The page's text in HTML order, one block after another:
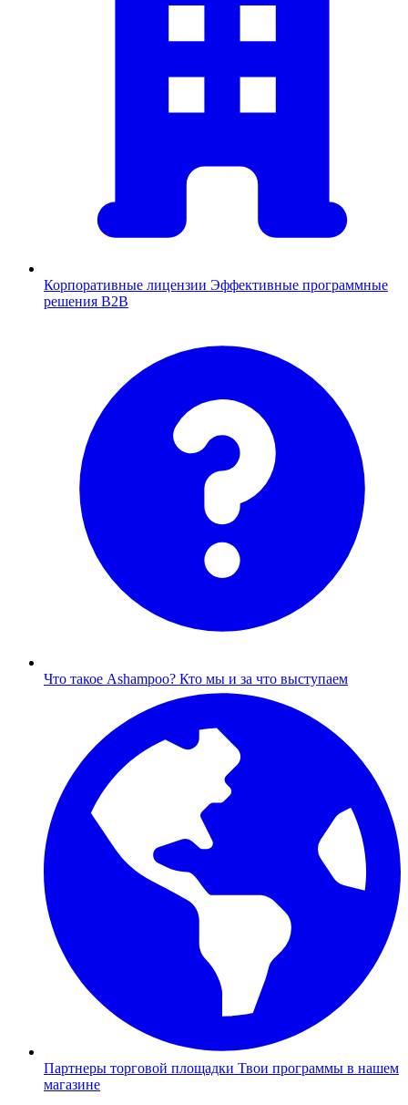
Корпоративные лицензии Эффективные программные
решения B2B
Что такое Ashampoo? Кто мы и за что выступаем
Партнеры торговой площадки Твои программы в нашем
магазине